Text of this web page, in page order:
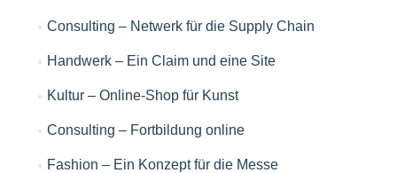
Consulting – Netwerk für die Supply Chain
Handwerk – Ein Claim und eine Site
Kultur – Online-Shop für Kunst
Consulting – Fortbildung online
Fashion – Ein Konzept für die Messe